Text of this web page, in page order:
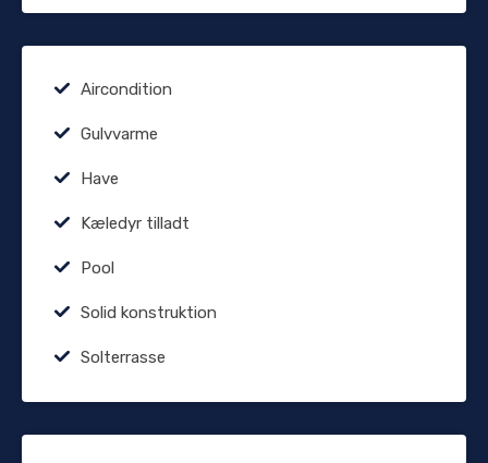
Aircondition
Gulvvarme
Have
Kæledyr tilladt
Pool
Solid konstruktion
Solterrasse